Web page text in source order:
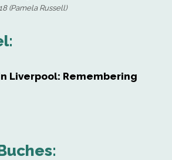
(Pamela Russell)
Liverpool: Remembering